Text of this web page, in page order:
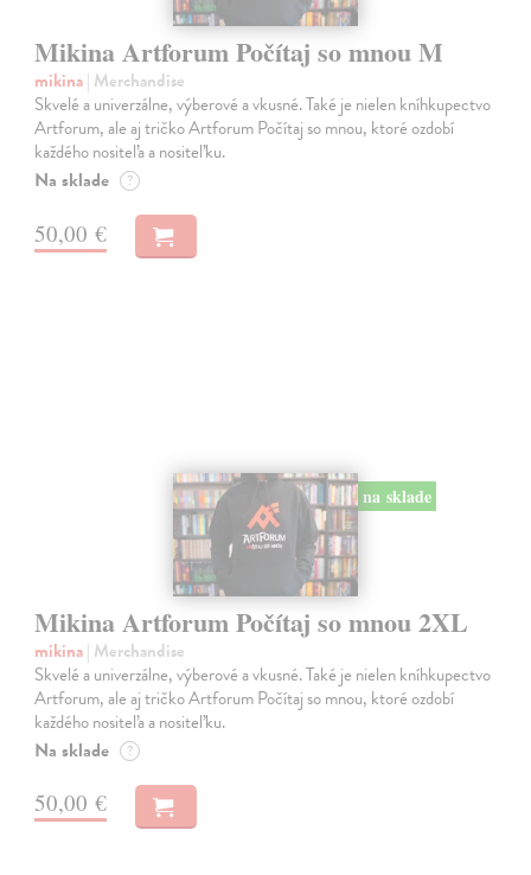
Mikina Artforum Počítaj so mnou M
mikina| Merchandise
Skvelé a univerzálne, výberové a vkusné. Také je nielen kníhkupectvo
Artforum, ale aj tričko Artforum Počítaj so mnou, ktoré ozdobí
každého nositeľa a nositeľku.
Na sklade ?
50,00 €
na sklade
Mikina Artforum Počítaj so mnou 2XL
mikina| Merchandise
Skvelé a univerzálne, výberové a vkusné. Také je nielen kníhkupectvo
Artforum, ale aj tričko Artforum Počítaj so mnou, ktoré ozdobí
každého nositeľa a nositeľku.
Na sklade ?
50,00 €